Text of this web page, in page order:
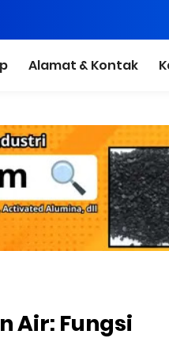
Alamat & Kontak
Air: Fungsi